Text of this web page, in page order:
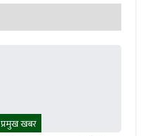
प्रमुख खबर